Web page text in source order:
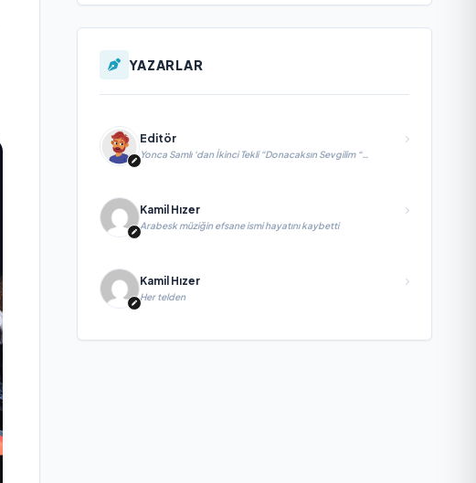
YAZARLAR
Editör
Yonca Samlı ‘dan İkinci Tekli “Donacaksın Sevgilim “
yayımlandı
Kamil Hızer
Arabesk müziğin efsane ismi hayatını kaybetti
Kamil Hızer
Her telden